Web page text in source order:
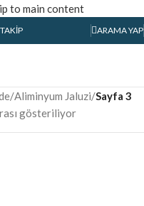
to main content
ARAMA YAP
/Aliminyum Jaluzi/Sayfa 3
gösteriliyor